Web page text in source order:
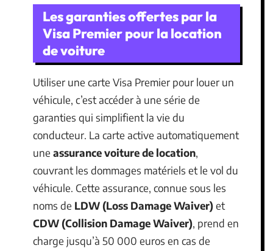
Les garanties offertes par la
Visa Premier pour la location
de voiture
Utiliser une carte Visa Premier pour louer un
véhicule, c’est accéder à une série de
garanties qui simplifient la vie du
conducteur. La carte active automatiquement
une assurance voiture de location,
couvrant les dommages matériels et le vol du
véhicule. Cette assurance, connue sous les
noms de LDW (Loss Damage Waiver)et
CDW (Collision Damage Waiver), prend en
charge jusqu’à 50 000 euros en cas de